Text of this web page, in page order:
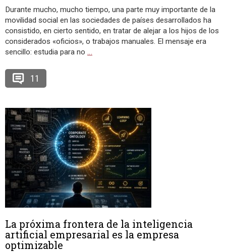
Durante mucho, mucho tiempo, una parte muy importante de la
movilidad social en las sociedades de países desarrollados ha
consistido, en cierto sentido, en tratar de alejar a los hijos de los
considerados «oficios», o trabajos manuales. El mensaje era
sencillo: estudia para no …
11
La próxima frontera de la inteligencia
artificial empresarial es la empresa
optimizable